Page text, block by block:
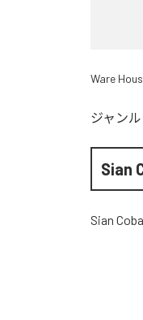
Ware
ジャンル
Sian
Sian